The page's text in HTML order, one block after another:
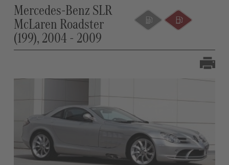
Mercedes-Benz SLR
McLaren Roadster
(199), 2004 - 2009